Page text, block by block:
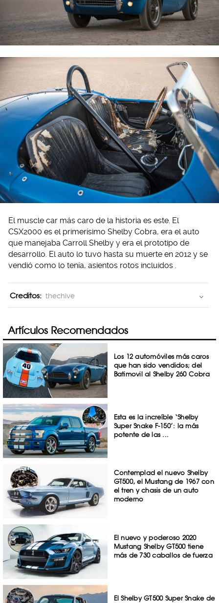
El muscle car más caro de la historia es este. El
CSX2000 es el primerísimo Shelby Cobra, era el auto
que manejaba Carroll Shelby y era el prototipo de
desarrollo. El auto lo tuvo hasta su muerte en 2012 y se
vendió como lo tenía, asientos rotos incluidos .
Creditos: thechive
Artículos Recomendados
Los 12 automóviles más caros
que han sido vendidos; del
Batimovil al Shelby 260 Cobra
Esta es la increíble ‘Shelby
Super Snake F-150’: la más
potente de las ...
Contemplad el nuevo Shelby
GT500, el Mustang de 1967 con
el tren y chasis de un auto
moderno
El nuevo y poderoso 2020
Mustang Shelby GT500 tiene
más de 730 caballos de fuerza
El Shelby GT500 Super Snake de